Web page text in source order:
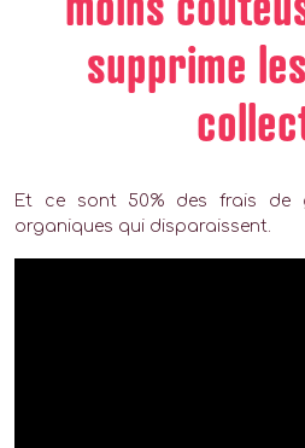
supprime
Et ce sont 50% des frais de
organiques qui disparaissent.